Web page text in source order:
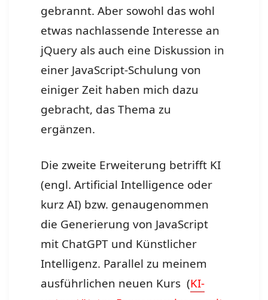
gebrannt. Aber sowohl das wohl
etwas nachlassende Interesse an
jQuery als auch eine Diskussion in
einer JavaScript-Schulung von
einiger Zeit haben mich dazu
gebracht, das Thema zu
ergänzen.
Die zweite Erweiterung betrifft KI
(engl. Artificial Intelligence oder
kurz AI) bzw. genaugenommen
die Generierung von JavaScript
mit ChatGPT und Künstlicher
Intelligenz. Parallel zu meinem
ausführlichen neuen Kurs (KI-